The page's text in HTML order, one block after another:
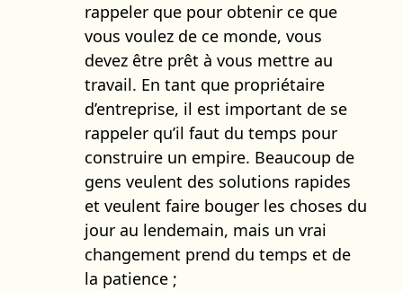
rappeler que pour obtenir ce que
vous voulez de ce monde, vous
devez être prêt à vous mettre au
travail. En tant que propriétaire
d’entreprise, il est important de se
rappeler qu’il faut du temps pour
construire un empire. Beaucoup de
gens veulent des solutions rapides
et veulent faire bouger les choses du
jour au lendemain, mais un vrai
changement prend du temps et de
la patience ;